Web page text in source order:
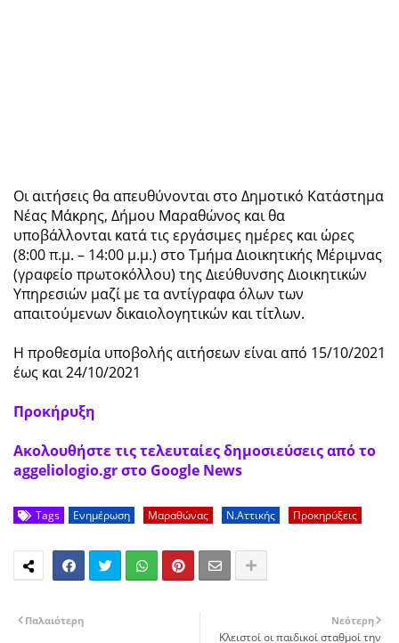
Οι αιτήσεις θα απευθύνονται στο Δημοτικό Κατάστημα
Νέας Μάκρης, Δήμου Μαραθώνος και θα
υποβάλλονται κατά τις εργάσιμες ημέρες και ώρες
(8:00 π.μ. – 14:00 μ.μ.) στο Τμήμα Διοικητικής Μέριμνας
(γραφείο πρωτοκόλλου) της Διεύθυνσης Διοικητικών
Υπηρεσιών μαζί με τα αντίγραφα όλων των
απαιτούμενων δικαιολογητικών και τίτλων.
Η προθεσμία υποβολής αιτήσεων είναι από 15/10/2021
έως και 24/10/2021
Προκήρυξη
Ακολουθήστε τις τελευταίες δημοσιεύσεις από το
aggeliologio.gr στο Google News
Tags Ενημέρωση Μαραθώνας Ν.Αττικής Προκηρύξεις
Νεότερη
Κλειστοί οι παιδικοί σταθμοί την
Παλαιότερη